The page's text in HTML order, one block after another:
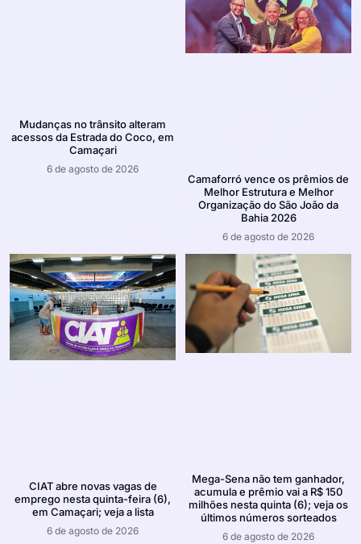
Mudanças no trânsito alteram
acessos da Estrada do Coco, em
Camaçari
6 de agosto de 2026
Camaforró vence os prêmios de
Melhor Estrutura e Melhor
Organização do São João da
Bahia 2026
6 de agosto de 2026
CIAT abre novas vagas de
emprego nesta quinta-feira (6),
em Camaçari; veja a lista
6 de agosto de 2026
Mega-Sena não tem ganhador,
acumula e prêmio vai a R$ 150
milhões nesta quinta (6); veja os
últimos números sorteados
6 de agosto de 2026